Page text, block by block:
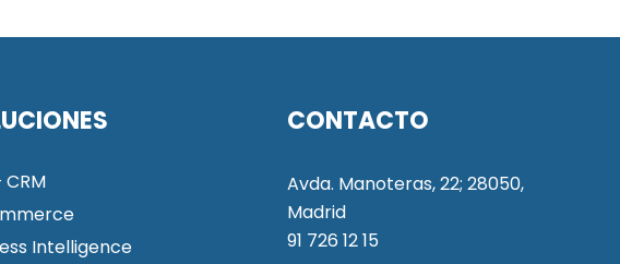
CRM
Intelligence
CONTACTO
Avda. Manoteras, 22; 28050,
Madrid
91 726 12 15